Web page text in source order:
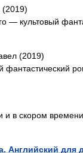
(2019)
— культовый
(2019)
фантастический
и в скором
Английский для